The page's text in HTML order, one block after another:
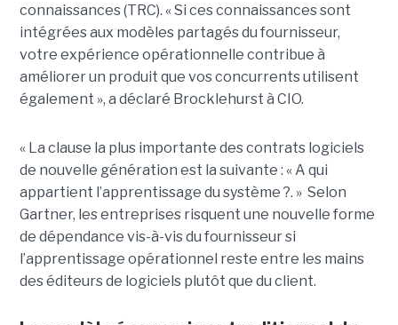
connaissances (TRC). « Si ces connaissances sont
intégrées aux modèles partagés du fournisseur,
votre expérience opérationnelle contribue à
améliorer un produit que vos concurrents utilisent
également », a déclaré Brocklehurst à CIO.
« La clause la plus importante des contrats logiciels
de nouvelle génération est la suivante : « A qui
appartient l’apprentissage du système ?. » Selon
Gartner, les entreprises risquent une nouvelle forme
de dépendance vis-à-vis du fournisseur si
l’apprentissage opérationnel reste entre les mains
des éditeurs de logiciels plutôt que du client.